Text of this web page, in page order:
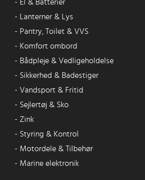
- El & Batterier
-
Lanterner & Lys
- Pantry, Toilet & VVS
- Komfort ombord
- Bådpleje & Vedligeholdelse
- Sikkerhed & Badestiger
- Vandsport & Fritid
- Sejlertøj & Sko
- Zink
- Styring & Kontrol
- Motordele & Tilbehør
- Marine elektronik